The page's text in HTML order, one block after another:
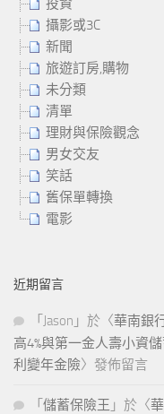
投資
攝影或3C
新聞
旅遊訂房,購物
未分類
清單
理財與保險觀念
男女交友
笑話
舊保單轉換
電影
近期留言
「 Jason 」於〈華南銀
高4%與第一金人壽小資
利變年金險〉發佈留言
「 儲蓄保險王 」於〈